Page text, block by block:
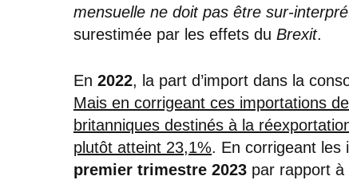
mensuelle ne doit pas être sur-
surestimée par les effets du Brexit.
En 2022, la part d’import dans la
Mais en corrigeant ces importations
britanniques destinés à la
plutôt atteint 23,1%. En corrigeant les
premier trimestre 2023 par rapport